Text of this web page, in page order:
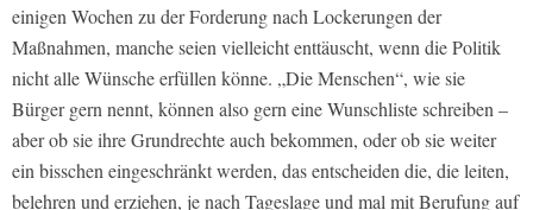
einigen Wochen zu der Forderung nach Lockerungen der
Maßnahmen, manche seien vielleicht enttäuscht, wenn die Politik
nicht alle Wünsche erfüllen könne. „Die Menschen“, wie sie
Bürger gern nennt, können also gern eine Wunschliste schreiben –
aber ob sie ihre Grundrechte auch bekommen, oder ob sie weiter
ein bisschen eingeschränkt werden, das entscheiden die, die leiten,
belehren und erziehen, je nach Tageslage und mal mit Berufung auf